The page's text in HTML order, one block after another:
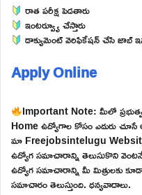
రాత పరీక్ష పెడతారు
ఇంటర్వ్యూ చేస్తారు
డాక్యుమెంట్ వెరిఫికేషన్ చేసి జాబ్
Apply Online
Important Note: మీలో
Home ఉద్యోగాల కోసం ఎదురు
మా Freejobsintelugu
ఉద్యోగ సమాచారాన్ని తెలుసుకొని వెంటనే
ఉద్యోగ సమాచారాన్ని మీ మిత్రులకు
సమాచారం తెలుస్తుంది. ధన్యవాదాలు.